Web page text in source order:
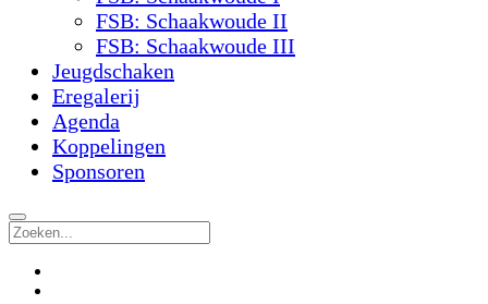
FSB: Schaakwoude II
FSB: Schaakwoude III
Jeugdschaken
Eregalerij
Agenda
Koppelingen
Sponsoren
Zoek